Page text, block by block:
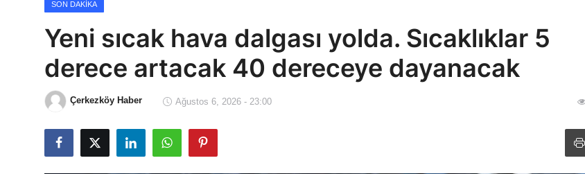
Teknoloji Haberleri
Çerkezköy
SON DAKIKA
Yeni sıcak hava dalgası yolda. Sıcaklıklar 5
derece artacak 40 dereceye dayanacak
Çerkezköy Haber Ağustos 6, 2026 - 23:00